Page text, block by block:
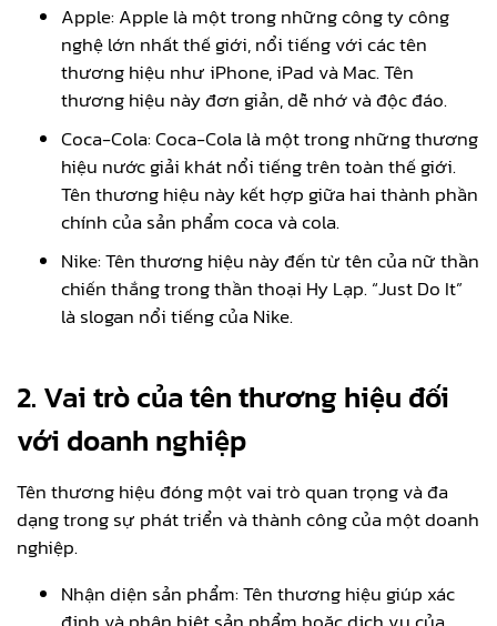
Apple: Apple là một trong những công ty công
nghệ lớn nhất thế giới, nổi tiếng với các tên
thương hiệu như iPhone, iPad và Mac. Tên
thương hiệu này đơn giản, dễ nhớ và độc đáo.
Coca-Cola: Coca-Cola là một trong những thương
hiệu nước giải khát nổi tiếng trên toàn thế giới.
Tên thương hiệu này kết hợp giữa hai thành phần
chính của sản phẩm coca và cola.
Nike: Tên thương hiệu này đến từ tên của nữ thần
chiến thắng trong thần thoại Hy Lạp. “Just Do It”
là slogan nổi tiếng của Nike.
2. Vai trò của tên thương hiệu đối
với doanh nghiệp
Tên thương hiệu đóng một vai trò quan trọng và đa
dạng trong sự phát triển và thành công của một doanh
nghiệp.
Nhận diện sản phẩm: Tên thương hiệu giúp xác